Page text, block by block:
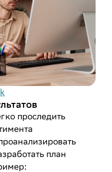
проследить
план